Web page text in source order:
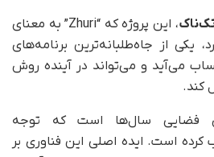
، این پروژه که “Zhuri” به معنای
یکی از جاه‌طلبانه‌ترین برنامه‌های
می‌آید و می‌تواند در آینده روش
کند.
فضایی سال‌ها است که توجه
کرده است. ایده اصلی این فناوری بر